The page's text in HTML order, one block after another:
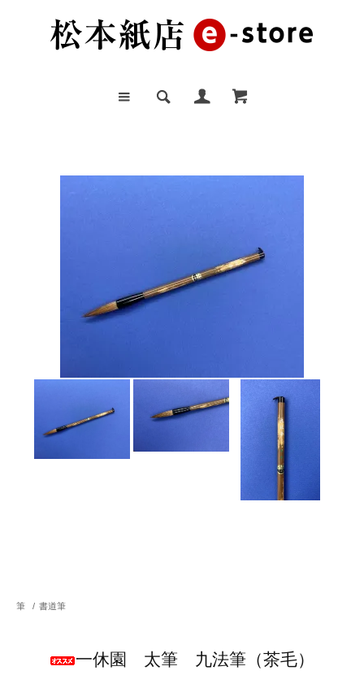
筆 / 書道筆
一休園 太筆 九法筆（茶毛）